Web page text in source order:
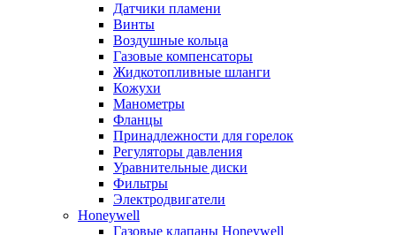
Датчики пламени
Винты
Воздушные кольца
Газовые компенсаторы
Жидкотопливные шланги
Кожухи
Манометры
Фланцы
Принадлежности для горелок
Регуляторы давления
Уравнительные диски
Фильтры
Электродвигатели
Honeywell
Газовые клапаны Honeywell